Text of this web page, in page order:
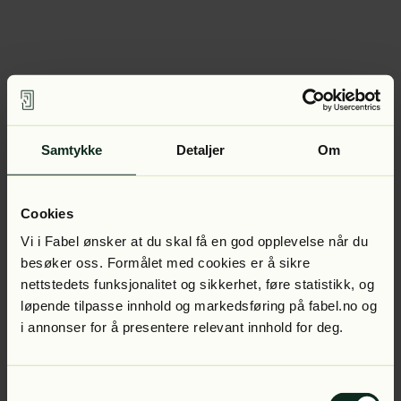
Samtykke Detaljer Om
Cookies
Vi i Fabel ønsker at du skal få en god opplevelse når du
besøker oss. Formålet med cookies er å sikre
nettstedets funksjonalitet og sikkerhet, føre statistikk, og
løpende tilpasse innhold og markedsføring på fabel.no og
i annonser for å presentere relevant innhold for deg.